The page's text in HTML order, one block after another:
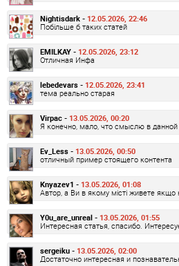
Nightisdark - 12.05.2026, 22:46
Побільше б таких статей
EMILKAY - 12.05.2026, 23:12
Отличная Инфа
lebedevars - 12.05.2026, 23:41
тема реально старая
Virpac - 13.05.2026, 00:20
Я конечно, мало, что смыслю в
Ev_Less - 13.05.2026, 00:50
отличный пример стоящего контента
Knyazev1 - 13.05.2026, 01:08
Автор, а Ви в якому місті живете якщо
Y0u_are_unreal - 13.05.2026, 01:55
Интересная статья, спасибо.
sergeiku - 13.05.2026, 02:00
Достаточно интересная и